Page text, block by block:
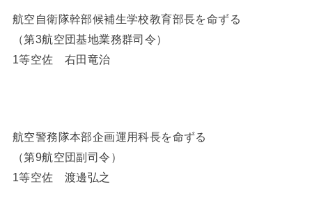
航空自衛隊幹部候補生学校教育部長を命ずる
（第3航空団基地業務群司令）
1等空佐 右田竜治
航空警務隊本部企画運用科長を命ずる
（第9航空団副司令）
1等空佐 渡邊弘之